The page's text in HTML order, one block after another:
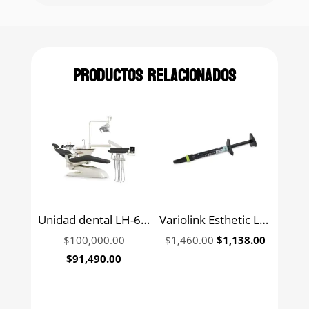
Productos relacionados
Unidad dental LH-6500
$100,000.00Original
$91,490.00
Variolink Esthetic LC Refill para cementacion estetica fotopolimerizable Ivoclar
$1,460.00 Original
$1,138.00Current